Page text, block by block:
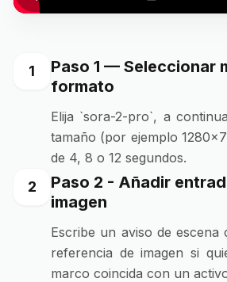
1
Paso 1 — Seleccionar
formato
Elija `sora-2-pro`, a
tamaño (por ejemplo
de 4, 8 o 12 segundos.
2
Paso 2 - Añadir
imagen
Escribe un aviso de escena
referencia de imagen si
marco coincida con un